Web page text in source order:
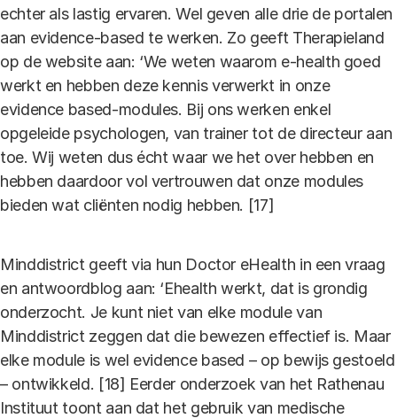
echter als lastig ervaren. Wel geven alle drie de portalen
aan evidence-based te werken. Zo geeft Therapieland
op de website aan: ‘We weten waarom e-health goed
werkt en hebben deze kennis verwerkt in onze
evidence based-modules. Bij ons werken enkel
opgeleide psychologen, van trainer tot de directeur aan
toe. Wij weten dus écht waar we het over hebben en
hebben daardoor vol vertrouwen dat onze modules
bieden wat cliënten nodig hebben. [17]
Minddistrict geeft via hun Doctor eHealth in een vraag
en antwoordblog aan: ‘Ehealth werkt, dat is grondig
onderzocht. Je kunt niet van elke module van
Minddistrict zeggen dat die bewezen effectief is. Maar
elke module is wel evidence based – op bewijs gestoeld
– ontwikkeld. [18] Eerder onderzoek van het Rathenau
Instituut toont aan dat het gebruik van medische